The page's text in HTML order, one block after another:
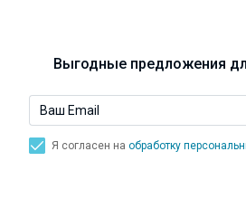
Выгодные предложения
Я согласен на обработку